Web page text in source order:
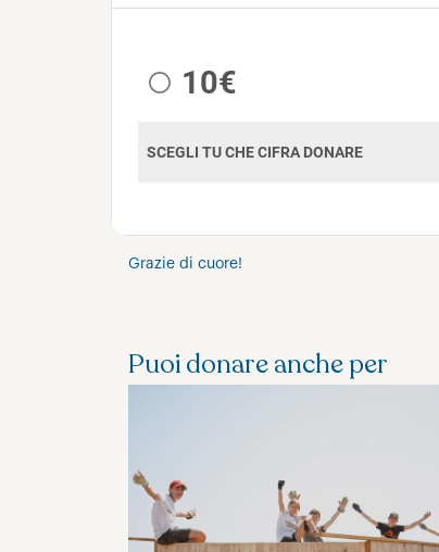
Grazie di cuore!
Puoi donare anche per